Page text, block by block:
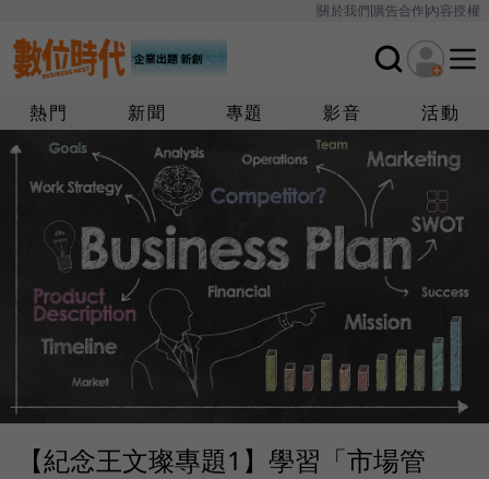
關於我們廣告合作內容授權
熱門 新聞 專題 影音 活動
【紀念王文璨專題1】學習「市場管